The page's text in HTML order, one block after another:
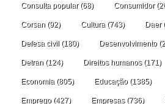
Consulta popular(68) Consumidor
Corsan (92) Cultura (743) Daer
Defesa civil (180) Desenvolvimento
Detran (124) Direitos humanos(171)
Economia (805) Educação(1385)
Emprego(427) Empresas(736)